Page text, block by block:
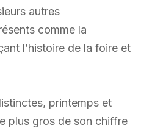
autres
comme la
l’histoire de la foire et
printemps et
plus gros de son chiffre